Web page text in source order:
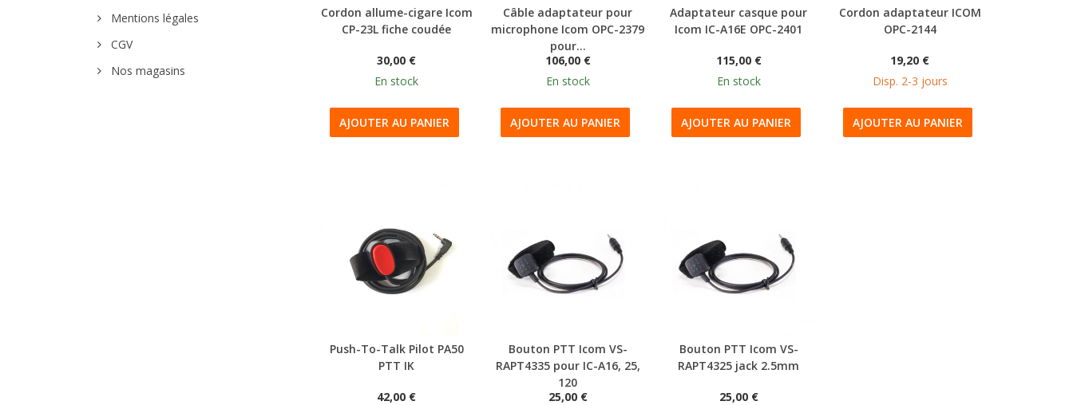
Mentions légales
CGV
Nos magasins
Cordon allume-cigare Icom
CP-23L fiche coudée
30,00 €
En stock
AJOUTER AU PANIER
Câble adaptateur pour
microphone Icom OPC-2379
pour...
106,00 €
En stock
AJOUTER AU PANIER
Adaptateur casque pour
Icom IC-A16E OPC-2401
115,00 €
En stock
AJOUTER AU PANIER
Cordon adaptateur ICOM
OPC-2144
19,20 €
Disp. 2-3 jours
AJOUTER AU PANIER
Push-To-Talk Pilot PA50
PTT IK
42,00 €
Bouton PTT Icom VS-
RAPT4335 pour IC-A16, 25,
120
25,00 €
Bouton PTT Icom VS-
RAPT4325 jack 2.5mm
25,00 €